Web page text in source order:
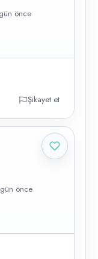
önce
Şikayet et
önce